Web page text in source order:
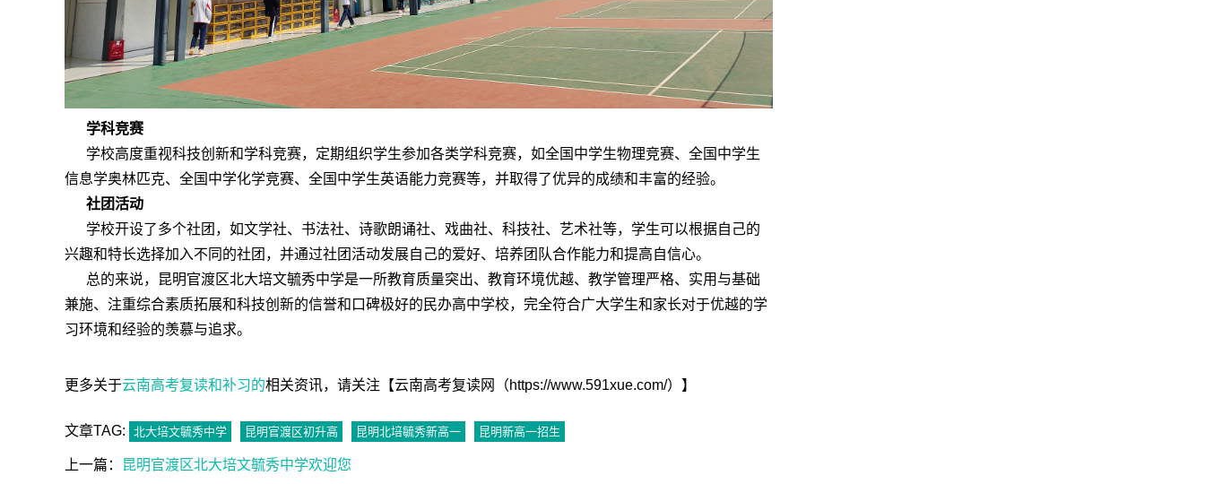
学科竞赛
学校高度重视科技创新和学科竞赛，定期组织学生参加各类学科竞赛，如全国中学生物理竞赛、全国中学生
信息学奥林匹克、全国中学化学竞赛、全国中学生英语能力竞赛等，并取得了优异的成绩和丰富的经验。
社团活动
学校开设了多个社团，如文学社、书法社、诗歌朗诵社、戏曲社、科技社、艺术社等，学生可以根据自己的
兴趣和特长选择加入不同的社团，并通过社团活动发展自己的爱好、培养团队合作能力和提高自信心。
总的来说，昆明官渡区北大培文毓秀中学是一所教育质量突出、教育环境优越、教学管理严格、实用与基础
兼施、注重综合素质拓展和科技创新的信誉和口碑极好的民办高中学校，完全符合广大学生和家长对于优越的学
习环境和经验的羡慕与追求。
更多关于云南高考复读和补习的相关资讯，请关注【云南高考复读网（https://www.591xue.com/）】
文章TAG: 北大培文毓秀中学 昆明官渡区初升高 昆明北培毓秀新高一 昆明新高一招生
上一篇：
昆明官渡区北大培文毓秀中学欢迎您